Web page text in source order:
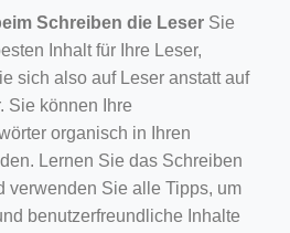
Schreiben die Leser Sie
Inhalt für Ihre Leser,
sich also auf Leser anstatt auf
Sie können Ihre
organisch in Ihren
Lernen Sie das Schreiben
verwenden Sie alle Tipps, um
benutzerfreundliche Inhalte